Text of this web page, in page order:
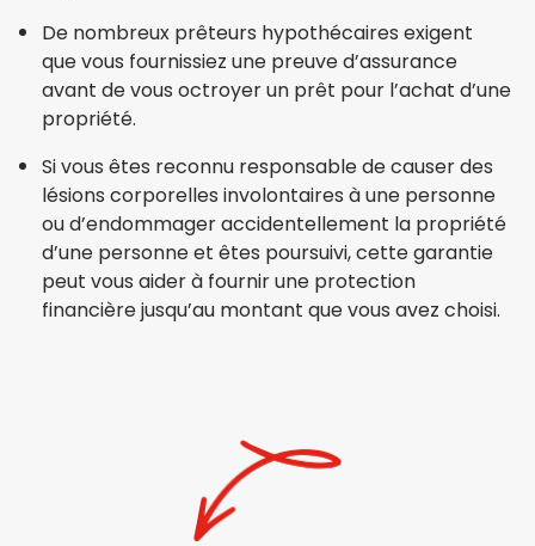
De nombreux prêteurs hypothécaires exigent
que vous fournissiez une preuve d’assurance
avant de vous octroyer un prêt pour l’achat d’une
propriété.
Si vous êtes reconnu responsable de causer des
lésions corporelles involontaires à une personne
ou d’endommager accidentellement la propriété
d’une personne et êtes poursuivi, cette garantie
peut vous aider à fournir une protection
financière jusqu’au montant que vous avez choisi.